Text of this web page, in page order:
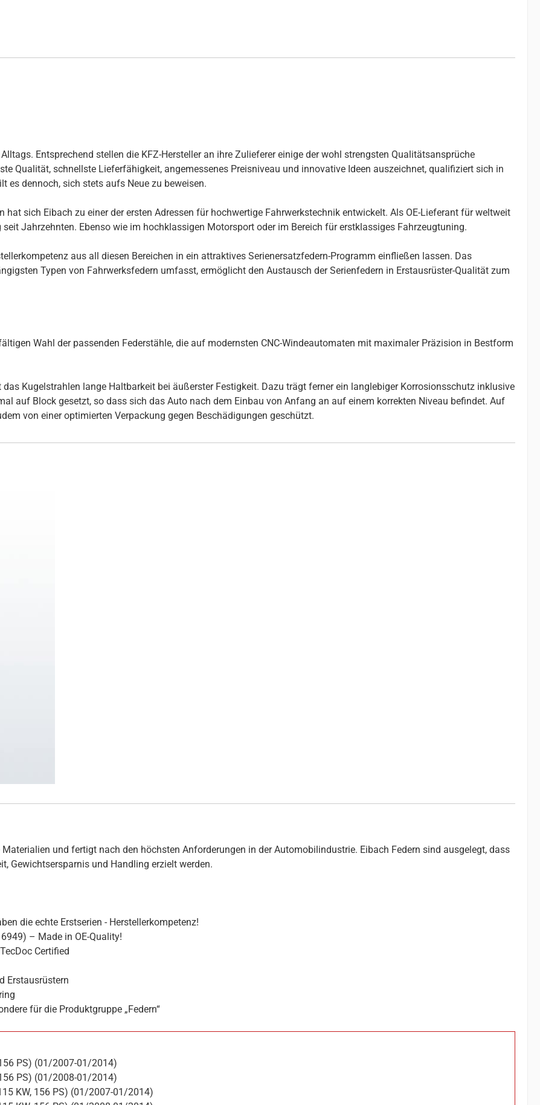
Entsprechend stellen die KFZ-Hersteller an ihre Zulieferer einige der wohl strengsten Qualitätsansprüche
Qualität, schnellste Lieferfähigkeit, angemessenes Preisniveau und innovative Ideen auszeichnet, qualifiziert sich in
es dennoch, sich stets aufs Neue zu beweisen.
hat sich Eibach zu einer der ersten Adressen für hochwertige Fahrwerkstechnik entwickelt. Als OE-Lieferant für weltweit
Jahrzehnten. Ebenso wie im hochklassigen Motorsport oder im Bereich für erstklassiges Fahrzeugtuning.
aus all diesen Bereichen in ein attraktives Serienersatzfedern-Programm einfließen lassen. Das
Typen von Fahrwerksfedern umfasst, ermöglicht den Austausch der Serienfedern in Erstausrüster-Qualität zum
Wahl der passenden Federstähle, die auf modernsten CNC-Windeautomaten mit maximaler Präzision in Bestform
Kugelstrahlen lange Haltbarkeit bei äußerster Festigkeit. Dazu trägt ferner ein langlebiger Korrosionsschutz inklusive
auf Block gesetzt, so dass sich das Auto nach dem Einbau von Anfang an auf einem korrekten Niveau befindet. Auf
von einer optimierten Verpackung gegen Beschädigungen geschützt.
und fertigt nach den höchsten Anforderungen in der Automobilindustrie. Eibach Federn sind ausgelegt, dass
Gewichtsersparnis und Handling erzielt werden.
die echte Erstserien - Herstellerkompetenz!
– Made in OE-Quality!
Certified
Erstausrüstern
für die Produktgruppe „Federn“
PS) (01/2007-01/2014)
PS) (01/2008-01/2014)
KW, 156 PS) (01/2007-01/2014)